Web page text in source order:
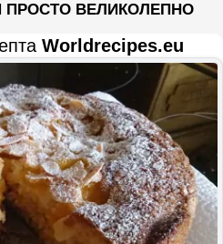
ПРОСТО ВЕЛИКОЛЕПНО
Worldrecipes.eu